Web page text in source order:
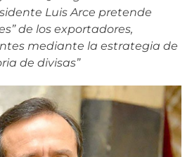
Luis Arce pretende
de los exportadores,
mediante la estrategia de
de divisas”